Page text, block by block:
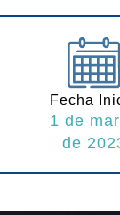
Fecha
1 de
de